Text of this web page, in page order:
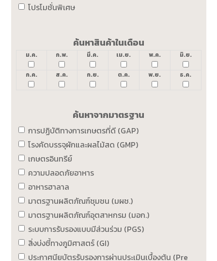
โปรโมชั่นพิเศษ
ค้นหาสินค้าในเดือน
ม.ค. ก.พ. มี.ค. เม.ย. พ.ค. มิ.ย.
ก.ค. ส.ค. ก.ย. ต.ค. พ.ย. ธ.ค.
ค้นหาจากมาตรฐาน
การปฏิบัติทางการเกษตรที่ดี (GAP)
โรงคัดบรรจุผักและผลไม้สด (GMP)
เกษตรอินทรีย์
ความปลอดภัยอาหาร
อาหารฮาลาล
มาตรฐานผลิตภัณฑ์ชุมชน (มผช.)
มาตรฐานผลิตภัณฑ์อุตสาหกรม (มอก.)
ระบบการรับรองแบบมีส่วนร่วม (PGS)
สิ่งบ่งชี้ทางภูมิศาสตร์ (GI)
ประกาศนียบัตรรับรองการผ่านประเมินเบื้องต้น (Pre